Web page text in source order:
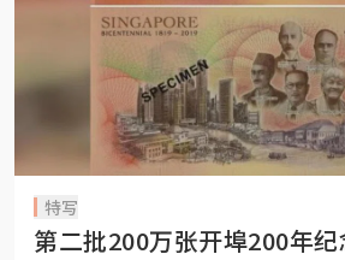
特写
第二批200万张开埠200年